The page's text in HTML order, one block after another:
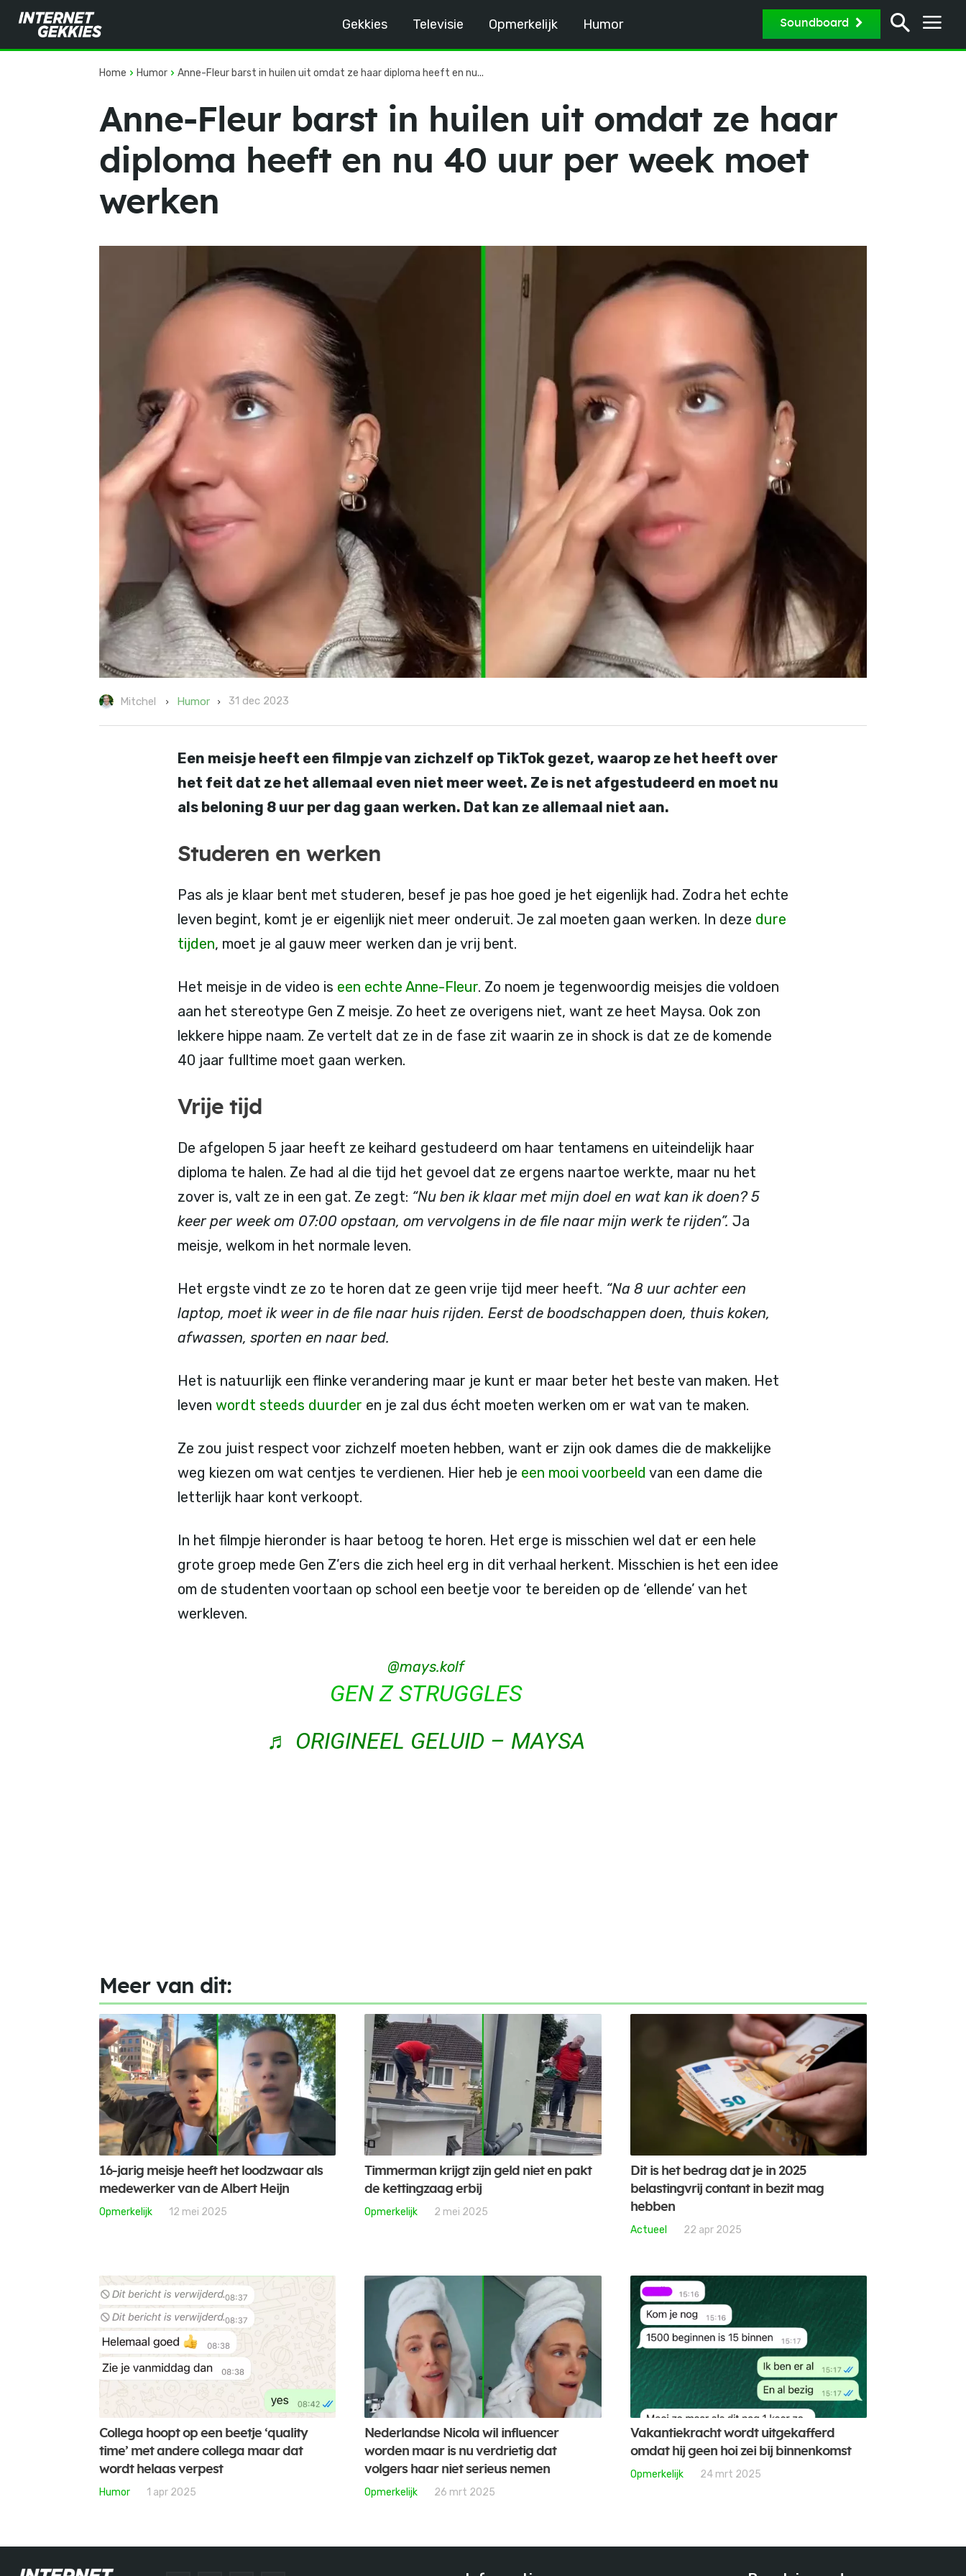
Gekkies Televisie Opmerkelijk Humor Soundboard
Home Humor Anne-Fleur barst in huilen uit omdat ze haar diploma heeft en nu...
Anne-Fleur barst in huilen uit omdat ze haar
diploma heeft en nu 40 uur per week moet
werken
Mitchel Humor 31 dec 2023
Een meisje heeft een filmpje van zichzelf op TikTok gezet, waarop ze het heeft over
het feit dat ze het allemaal even niet meer weet. Ze is net afgestudeerd en moet nu
als beloning 8 uur per dag gaan werken. Dat kan ze allemaal niet aan.
Studeren en werken
Pas als je klaar bent met studeren, besef je pas hoe goed je het eigenlijk had. Zodra het echte
leven begint, komt je er eigenlijk niet meer onderuit. Je zal moeten gaan werken. In deze dure
tijden, moet je al gauw meer werken dan je vrij bent.
Het meisje in de video is een echte Anne-Fleur. Zo noem je tegenwoordig meisjes die voldoen
aan het stereotype Gen Z meisje. Zo heet ze overigens niet, want ze heet Maysa. Ook zon
lekkere hippe naam. Ze vertelt dat ze in de fase zit waarin ze in shock is dat ze de komende
40 jaar fulltime moet gaan werken.
Vrije tijd
De afgelopen 5 jaar heeft ze keihard gestudeerd om haar tentamens en uiteindelijk haar
diploma te halen. Ze had al die tijd het gevoel dat ze ergens naartoe werkte, maar nu het
zover is, valt ze in een gat. Ze zegt: “Nu ben ik klaar met mijn doel en wat kan ik doen? 5
keer per week om 07:00 opstaan, om vervolgens in de file naar mijn werk te rijden”. Ja
meisje, welkom in het normale leven.
Het ergste vindt ze zo te horen dat ze geen vrije tijd meer heeft. “Na 8 uur achter een
laptop, moet ik weer in de file naar huis rijden. Eerst de boodschappen doen, thuis koken,
afwassen, sporten en naar bed.
Het is natuurlijk een flinke verandering maar je kunt er maar beter het beste van maken. Het
leven wordt steeds duurder en je zal dus écht moeten werken om er wat van te maken.
Ze zou juist respect voor zichzelf moeten hebben, want er zijn ook dames die de makkelijke
weg kiezen om wat centjes te verdienen. Hier heb je een mooi voorbeeld van een dame die
letterlijk haar kont verkoopt.
In het filmpje hieronder is haar betoog te horen. Het erge is misschien wel dat er een hele
grote groep mede Gen Z’ers die zich heel erg in dit verhaal herkent. Misschien is het een idee
om de studenten voortaan op school een beetje voor te bereiden op de ‘ellende’ van het
werkleven.
@mays.kolf
GEN Z STRUGGLES
♬ ORIGINEEL GELUID – MAYSA
Meer van dit:
16-jarig meisje heeft het loodzwaar als
medewerker van de Albert Heijn
Opmerkelijk 12 mei 2025
Timmerman krijgt zijn geld niet en pakt
de kettingzaag erbij
Opmerkelijk 2 mei 2025
Dit is het bedrag dat je in 2025
belastingvrij contant in bezit mag
hebben
Actueel 22 apr 2025
Collega hoopt op een beetje ‘quality
time’ met andere collega maar dat
wordt helaas verpest
Humor 1 apr 2025
Nederlandse Nicola wil influencer
worden maar is nu verdrietig dat
volgers haar niet serieus nemen
Opmerkelijk 26 mrt 2025
Vakantiekracht wordt uitgekafferd
omdat hij geen hoi zei bij binnenkomst
Opmerkelijk 24 mrt 2025